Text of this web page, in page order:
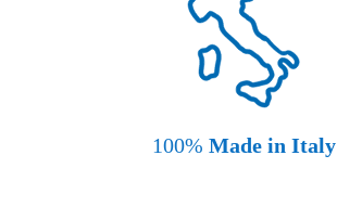
100% Made in Italy